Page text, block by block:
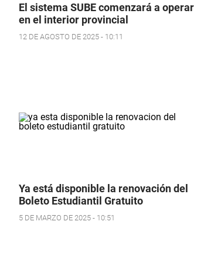
El sistema SUBE comenzará a operar
en el interior provincial
12 DE AGOSTO DE 2025 - 10:11
Ya está disponible la renovación del
Boleto Estudiantil Gratuito
5 DE MARZO DE 2025 - 10:51